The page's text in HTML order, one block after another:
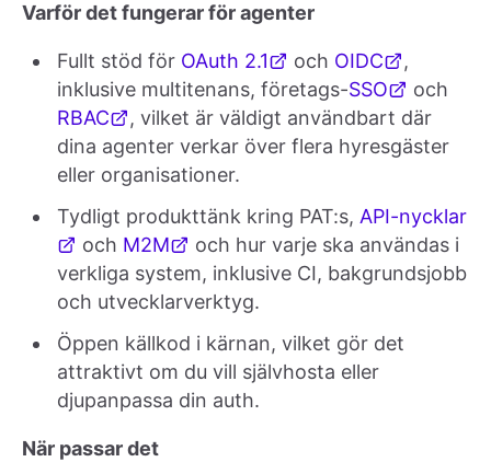
Varför det fungerar för agenter
Fullt stöd för OAuth 2.1 och OIDC
,
inklusive multitenans, företags-SSO
och
RBAC
, vilket är väldigt användbart där
dina agenter verkar över flera hyresgäster
eller organisationer.
Tydligt produkttänk kring PAT:s, API-nycklar
och M2M
och hur varje ska användas i
verkliga system, inklusive CI, bakgrundsjobb
och utvecklarverktyg.
Öppen källkod i kärnan, vilket gör det
attraktivt om du vill självhosta eller
djupanpassa din auth.
När passar det